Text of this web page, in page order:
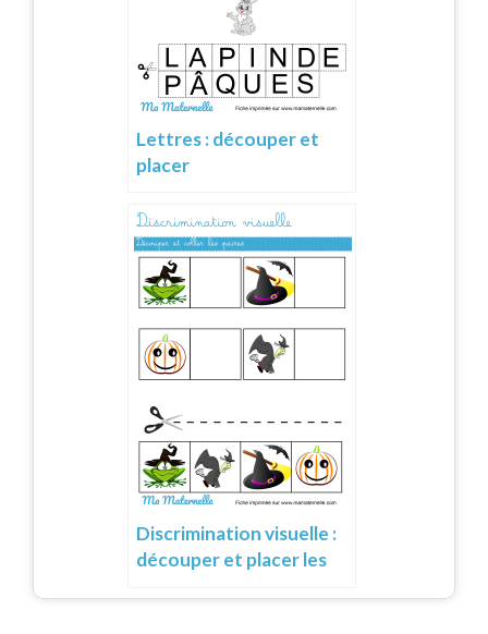
Lettres : découper et
placer
Discrimination visuelle :
découper et placer les